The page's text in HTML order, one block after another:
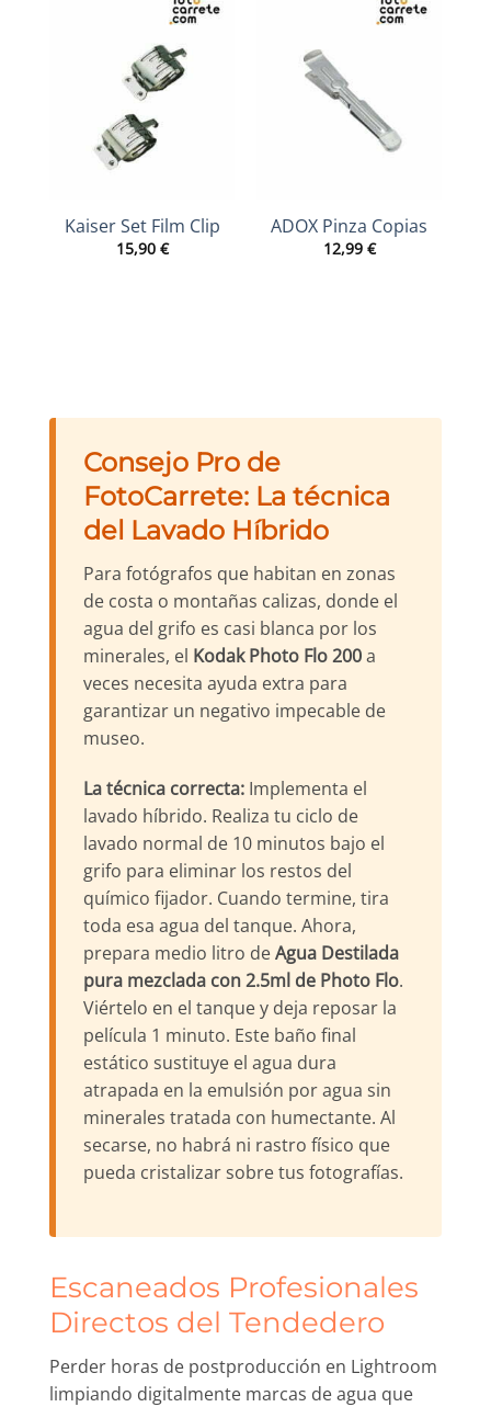
Kaiser Set Film Clip
15,90 €
ADOX Pinza Copias
12,99 €
Consejo Pro de
FotoCarrete: La técnica
del Lavado Híbrido
Para fotógrafos que habitan en zonas
de costa o montañas calizas, donde el
agua del grifo es casi blanca por los
minerales, el Kodak Photo Flo 200a
veces necesita ayuda extra para
garantizar un negativo impecable de
museo.
La técnica correcta: Implementa el
lavado híbrido. Realiza tu ciclo de
lavado normal de 10 minutos bajo el
grifo para eliminar los restos del
químico fijador. Cuando termine, tira
toda esa agua del tanque. Ahora,
prepara medio litro deAgua Destilada
pura mezclada con 2.5ml de Photo Flo.
Viértelo en el tanque y deja reposar la
película 1 minuto. Este baño final
estático sustituye el agua dura
atrapada en la emulsión por agua sin
minerales tratada con humectante. Al
secarse, no habrá ni rastro físico que
pueda cristalizar sobre tus fotografías.
Escaneados Profesionales
Directos del Tendedero
Perder horas de postproducción en Lightroom
limpiando digitalmente marcas de agua que